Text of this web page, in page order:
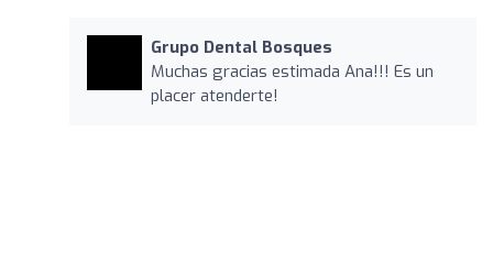
Grupo Dental Bosques
Muchas gracias estimada Ana!!! Es un
placer atenderte!